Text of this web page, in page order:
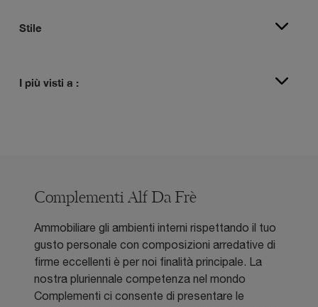
Stile
I più visti a :
Complementi Alf Da Frè
Ammobiliare gli ambienti interni rispettando il tuo
gusto personale con composizioni arredative di
firme eccellenti è per noi finalità principale. La
nostra pluriennale competenza nel mondo
Complementi ci consente di presentare le